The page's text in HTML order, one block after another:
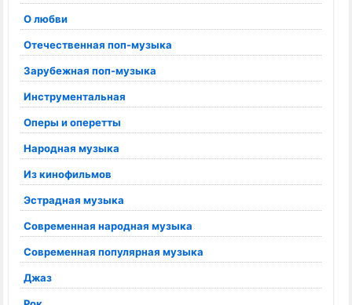
О любви
Отечественная поп-музыка
Зарубежная поп-музыка
Инструментальная
Оперы и оперетты
Народная музыка
Из кинофильмов
Эстрадная музыка
Современная народная музыка
Современная популярная музыка
Джаз